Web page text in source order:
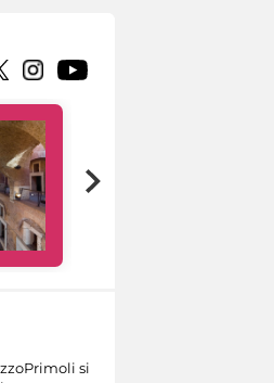
si